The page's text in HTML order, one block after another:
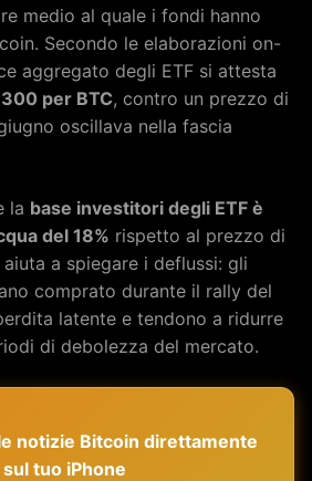
medio al quale i fondi hanno
Secondo le elaborazioni on-
aggregato degli ETF si attesta
per BTC, contro un prezzo di
oscillava nella fascia
la base investitori degli ETF è
del 18% rispetto al prezzo di
a spiegare i deflussi: gli
comprato durante il rally del
latente e tendono a ridurre
di debolezza del mercato.
notizie Bitcoin direttamente
sul tuo iPhone